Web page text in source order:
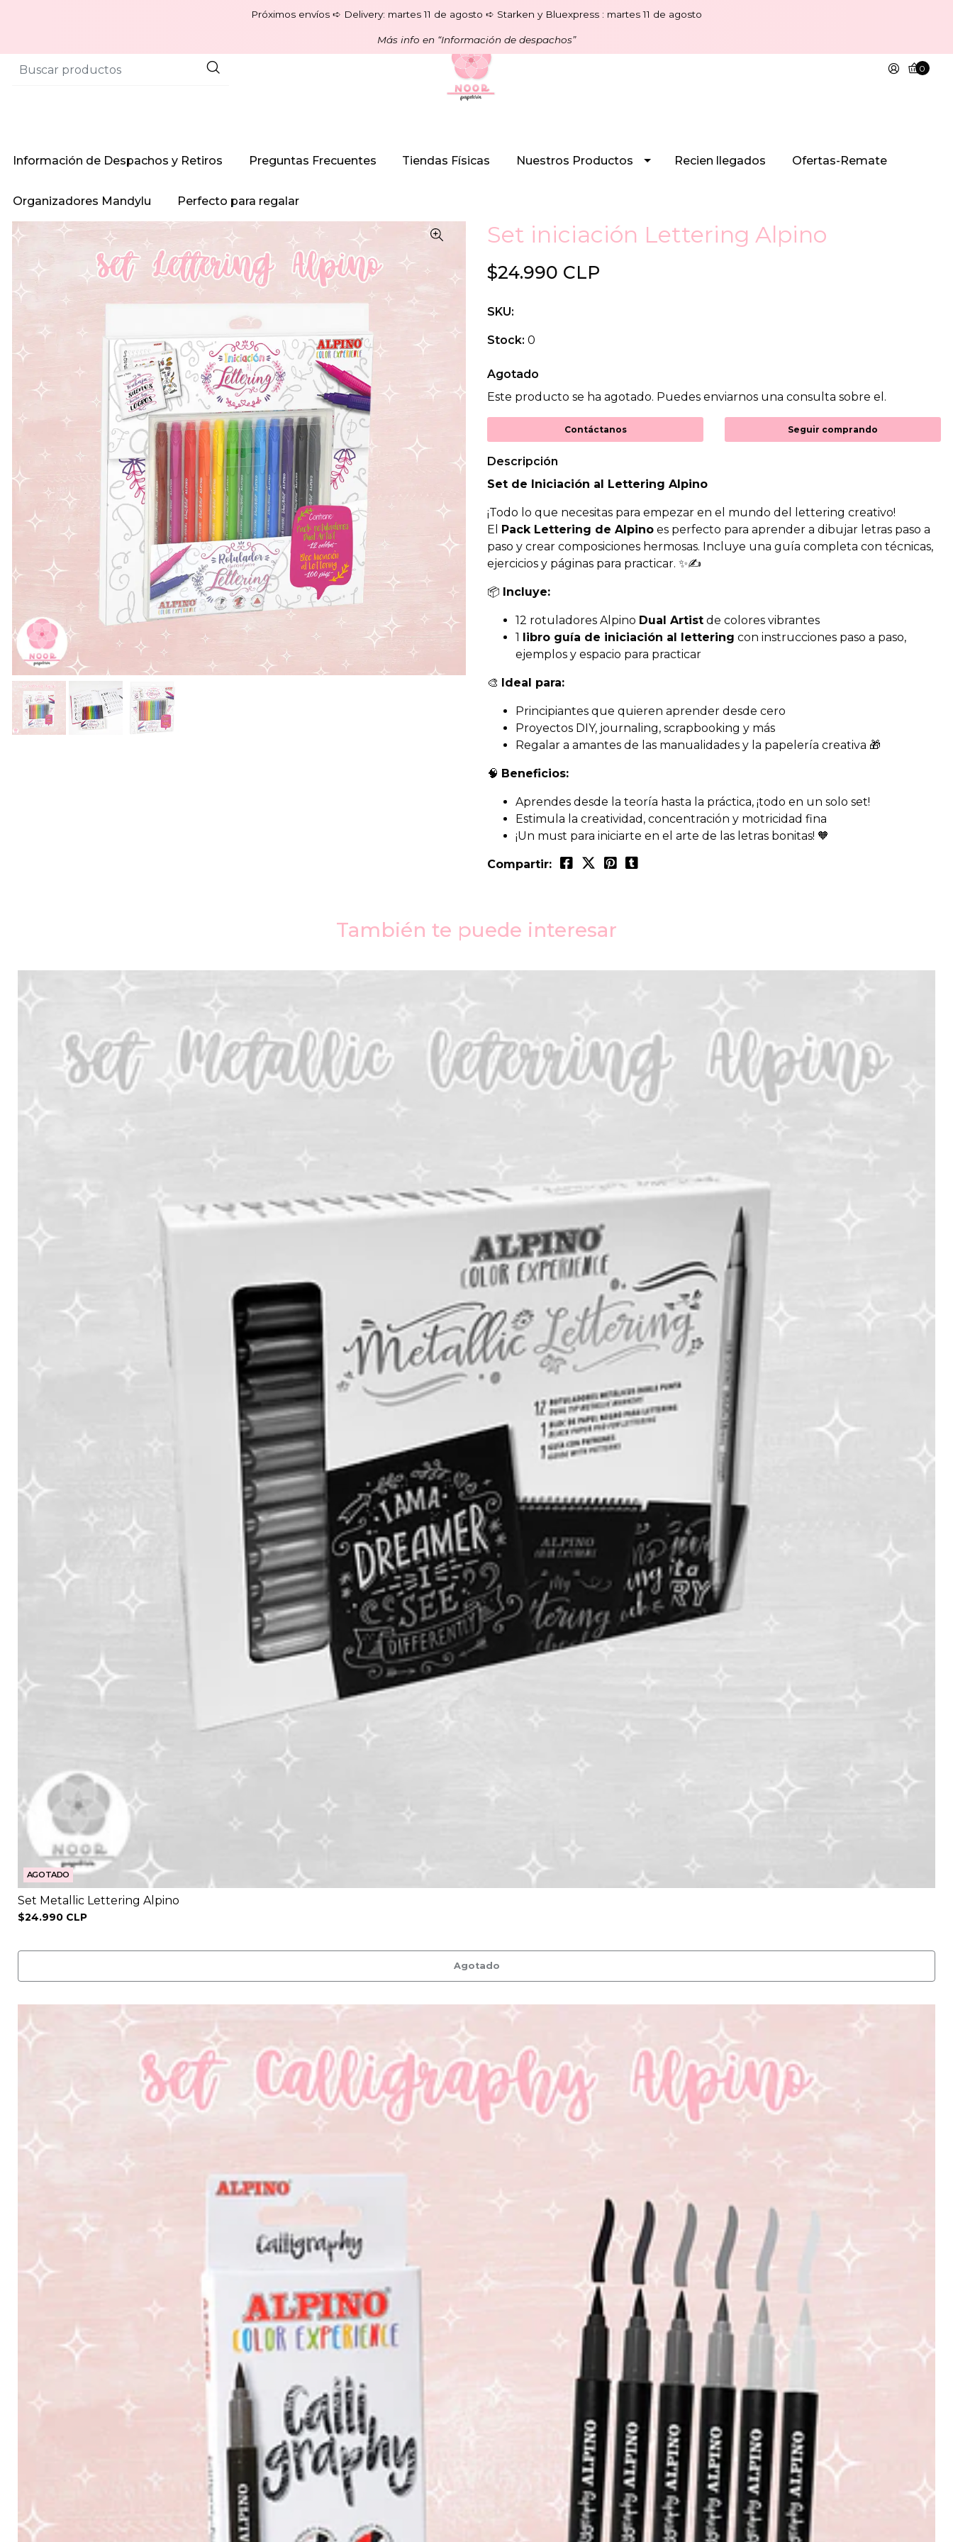
Próximos envíos ➪ Delivery: martes 11 de agosto ➪ Starken y Bluexpress : martes 11 de agosto
Más info en “Información de despachos”
0
Información de Despachos y Retiros Preguntas Frecuentes Tiendas Físicas Nuestros Productos Recien llegados Ofertas-Remate
Organizadores Mandylu Perfecto para regalar
Set iniciación Lettering Alpino
$24.990 CLP
SKU:
Stock: 0
Agotado
Este producto se ha agotado. Puedes enviarnos una consulta sobre el.
Contáctanos Seguir comprando
Descripción
Set de Iniciación al Lettering Alpino
¡Todo lo que necesitas para empezar en el mundo del lettering creativo!
El Pack Lettering de Alpino es perfecto para aprender a dibujar letras paso a
paso y crear composiciones hermosas. Incluye una guía completa con técnicas,
ejercicios y páginas para practicar. ✨✍️
📦 Incluye:
12 rotuladores Alpino Dual Artist de colores vibrantes
1 libro guía de iniciación al lettering con instrucciones paso a paso,
ejemplos y espacio para practicar
🎨 Ideal para:
Principiantes que quieren aprender desde cero
Proyectos DIY, journaling, scrapbooking y más
Regalar a amantes de las manualidades y la papelería creativa 🎁
🧠 Beneficios:
Aprendes desde la teoría hasta la práctica, ¡todo en un solo set!
Estimula la creatividad, concentración y motricidad fina
¡Un must para iniciarte en el arte de las letras bonitas! 🧡
Compartir:
También te puede interesar
AGOTADO
Set Metallic Lettering Alpino
$24.990 CLP
Agotado